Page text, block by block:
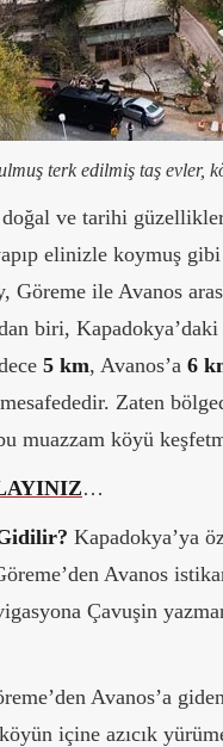
terk edilmiş taş evler,
ve tarihi
elinizle koymuş
Göreme ile Avanos
biri,
5 km, Avanos’a 6
mesafededir. Zaten
muazzam köyü
…
Kapadokya’ya
Avanos
Çavuşin
Avanos’a
içine azıcık